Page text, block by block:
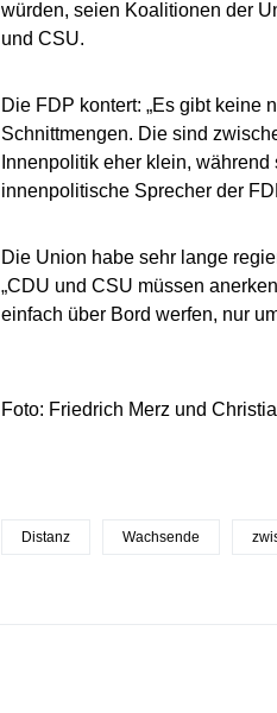
würden, seien Koalitionen der
und CSU.
Die FDP kontert: „Es gibt keine
Schnittmengen. Die sind
Innenpolitik eher klein,
innenpolitische Sprecher der
Die Union habe sehr lange
„CDU und CSU müssen
einfach über Bord werfen, nur
Foto: Friedrich Merz und
Distanz Wachsende